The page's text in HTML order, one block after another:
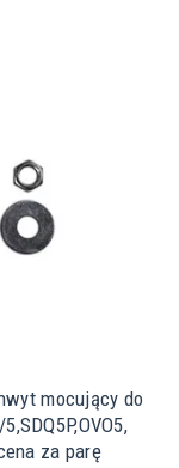
mocujący do
za parę